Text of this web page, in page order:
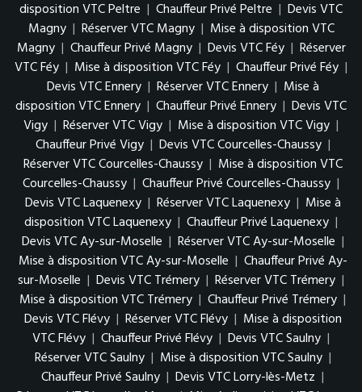
disposition VTC Peltre | Chauffeur Privé Peltre | Devis VTC
Magny | Réserver VTC Magny | Mise à disposition VTC
Magny | Chauffeur Privé Magny | Devis VTC Féy | Réserver
VTC Féy | Mise à disposition VTC Féy | Chauffeur Privé Féy |
Devis VTC Ennery | Réserver VTC Ennery | Mise à
disposition VTC Ennery | Chauffeur Privé Ennery | Devis VTC
Vigy | Réserver VTC Vigy | Mise à disposition VTC Vigy |
Chauffeur Privé Vigy | Devis VTC Courcelles-Chaussy |
Réserver VTC Courcelles-Chaussy | Mise à disposition VTC
Courcelles-Chaussy | Chauffeur Privé Courcelles-Chaussy |
Devis VTC Laquenexy | Réserver VTC Laquenexy | Mise à
disposition VTC Laquenexy | Chauffeur Privé Laquenexy |
Devis VTC Ay-sur-Moselle | Réserver VTC Ay-sur-Moselle |
Mise à disposition VTC Ay-sur-Moselle | Chauffeur Privé Ay-
sur-Moselle | Devis VTC Trémery | Réserver VTC Trémery |
Mise à disposition VTC Trémery | Chauffeur Privé Trémery |
Devis VTC Flévy | Réserver VTC Flévy | Mise à disposition
VTC Flévy | Chauffeur Privé Flévy | Devis VTC Saulny |
Réserver VTC Saulny | Mise à disposition VTC Saulny |
Chauffeur Privé Saulny | Devis VTC Lorry-lès-Metz |